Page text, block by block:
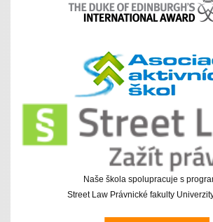
Naše škola spolupracuje s
Street Law Právnické fakulty